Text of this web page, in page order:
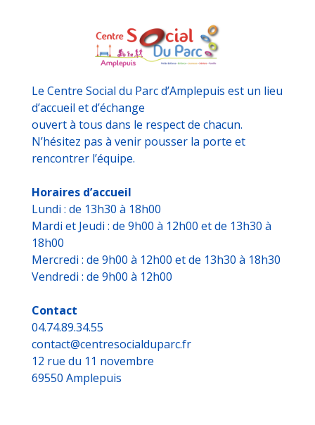
Le Centre Social du Parc d’Amplepuis est un lieu
d’accueil et d’échange
ouvert à tous dans le respect de chacun.
N’hésitez pas à venir pousser la porte et
rencontrer l’équipe.
Horaires d’accueil
Lundi : de 13h30 à 18h00
Mardi et Jeudi : de 9h00 à 12h00 et de 13h30 à
18h00
Mercredi : de 9h00 à 12h00 et de 13h30 à 18h30
Vendredi : de 9h00 à 12h00
Contact
04.74.89.34.55
contact@centresocialduparc.fr
12 rue du 11 novembre
69550 Amplepuis